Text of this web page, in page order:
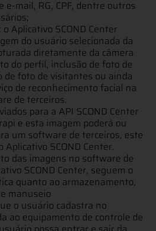
mail, RG, CPF, dentre outros
Aplicativo SCOND Center
do usuário selecionada da
diretamente da câmera
do perfil, inclusão de foto de
de foto de visitantes ou ainda
de reconhecimento facial na
de terceiros.
para a API SCOND Center
e esta imagem poderá ou
um software de terceiros, este
SCOND Center.
das imagens no software de
SCOND Center, seguem o
quanto ao armazenamento,
manuseio
o usuário cadastra no
ao equipamento de controle de